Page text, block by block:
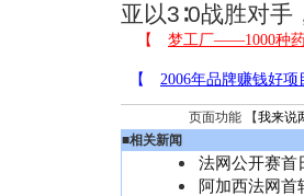
亚以3∶0战胜对手
页面功能 【我来说
■相关新闻
法网公开赛首
阿加西法网首